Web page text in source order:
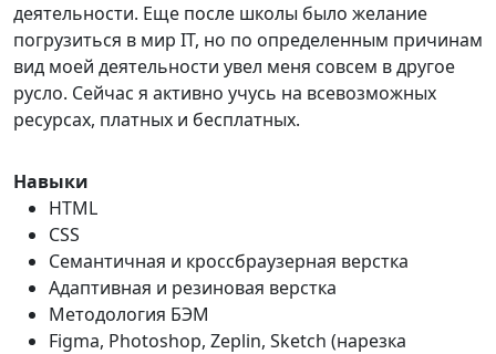
деятельности. Еще после школы было желание
погрузиться в мир IT, но по определенным причинам
вид моей деятельности увел меня совсем в другое
русло. Сейчас я активно учусь на всевозможных
ресурсах, платных и бесплатных.
Навыки
HTML
CSS
Семантичная и кроссбраузерная верстка
Адаптивная и резиновая верстка
Методология БЭМ
Figma, Photoshop, Zeplin, Sketch (нарезка